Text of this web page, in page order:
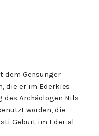
dem Gensunger
die er im Ederkies
des Archäologen Nils
worden, die
Geburt im Edertal